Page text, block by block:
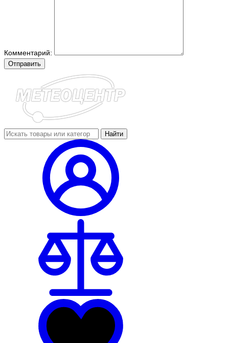
Комментарий:
Отправить
Найти